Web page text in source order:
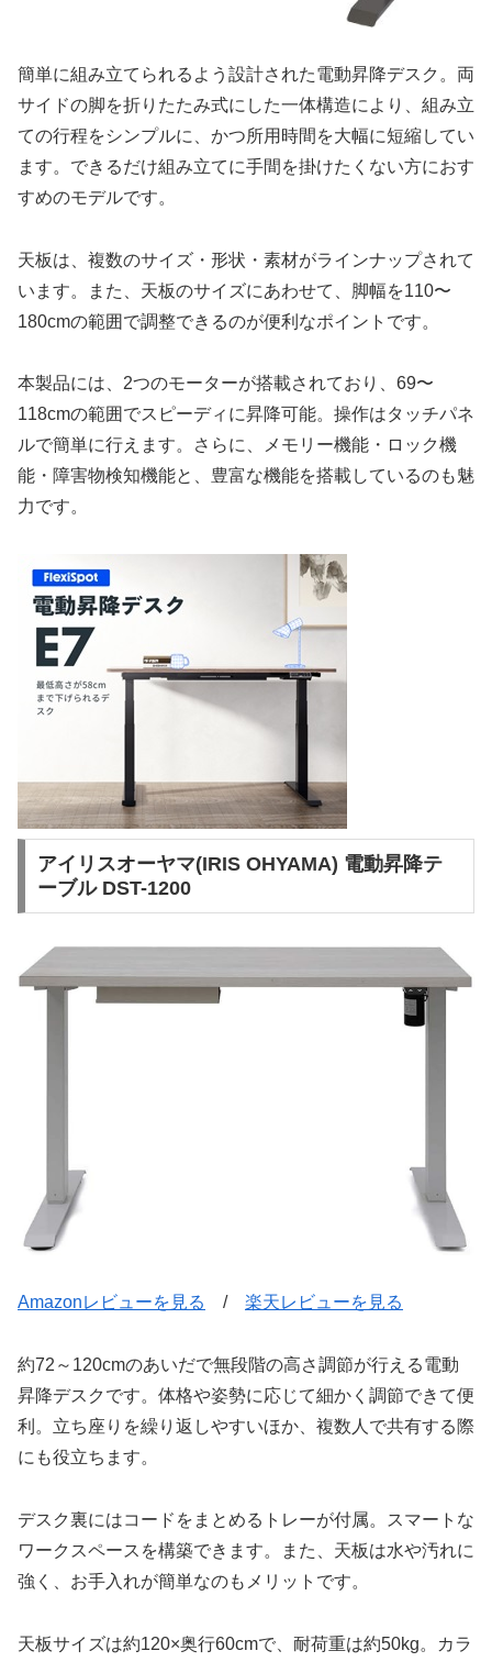
簡単に組み立てられるよう設計された電動昇降デスク。両
サイドの脚を折りたたみ式にした一体構造により、組み立
ての行程をシンプルに、かつ所用時間を大幅に短縮してい
ます。できるだけ組み立てに手間を掛けたくない方におす
すめのモデルです。
天板は、複数のサイズ・形状・素材がラインナップされて
います。また、天板のサイズにあわせて、脚幅を110〜
180cmの範囲で調整できるのが便利なポイントです。
本製品には、2つのモーターが搭載されており、69〜
118cmの範囲でスピーディに昇降可能。操作はタッチパネ
ルで簡単に行えます。さらに、メモリー機能・ロック機
能・障害物検知機能と、豊富な機能を搭載しているのも魅
力です。
アイリスオーヤマ(IRIS OHYAMA) 電動昇降テ
ーブル DST-1200
Amazonレビューを見る / 楽天レビューを見る
約72～120cmのあいだで無段階の高さ調節が行える電動
昇降デスクです。体格や姿勢に応じて細かく調節できて便
利。立ち座りを繰り返しやすいほか、複数人で共有する際
にも役立ちます。
デスク裏にはコードをまとめるトレーが付属。スマートな
ワークスペースを構築できます。また、天板は水や汚れに
強く、お手入れが簡単なのもメリットです。
天板サイズは約120×奥行60cmで、耐荷重は約50kg。カラ